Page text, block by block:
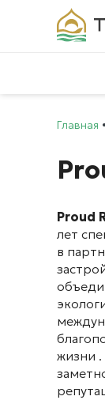
Главная •
Proud
лет
в
жизни .